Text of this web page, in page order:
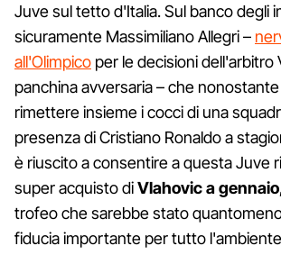
Juve sul tetto d'Italia. Sul banco degli
sicuramente Massimiliano Allegri –
all'Olimpico per le decisioni dell'arbitro
panchina avversaria – che
rimettere insieme i cocci di una
presenza di Cristiano Ronaldo a
è riuscito a consentire a questa Juve
super acquisto diVlahovic a gennaio
trofeo che sarebbe stato
fiducia importante per tutto